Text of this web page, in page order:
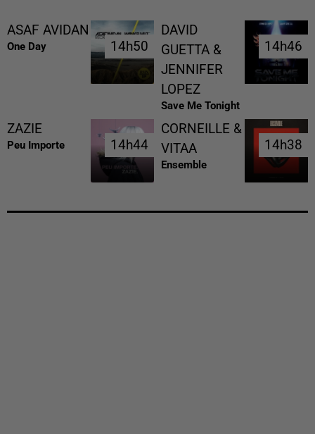
ASAF AVIDAN
One Day 14h50
14h50
DAVID
GUETTA &
JENNIFER
LOPEZ
Save Me Tonight
14h46
14h46
ZAZIE
Peu Importe 14h44
14h44
CORNEILLE &
VITAA
Ensemble
14h38
14h38